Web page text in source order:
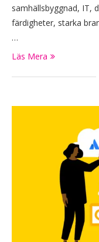
samhällsbyggnad, IT,
färdigheter, starka
…
Läs Mera